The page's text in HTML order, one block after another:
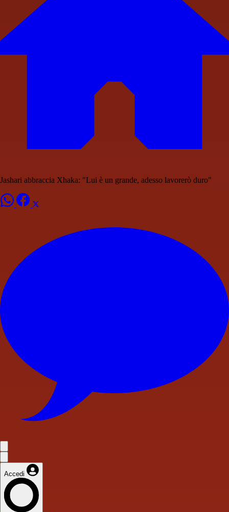
Jashari abbraccia Xhaka: "Lui è un grande, adesso lavorerò duro"
Accedi